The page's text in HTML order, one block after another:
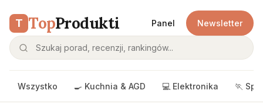
T TopProdukti Panel Newsletter
Wszystko 🍳 Kuchnia & AGD 💻 Elektronika 🏃